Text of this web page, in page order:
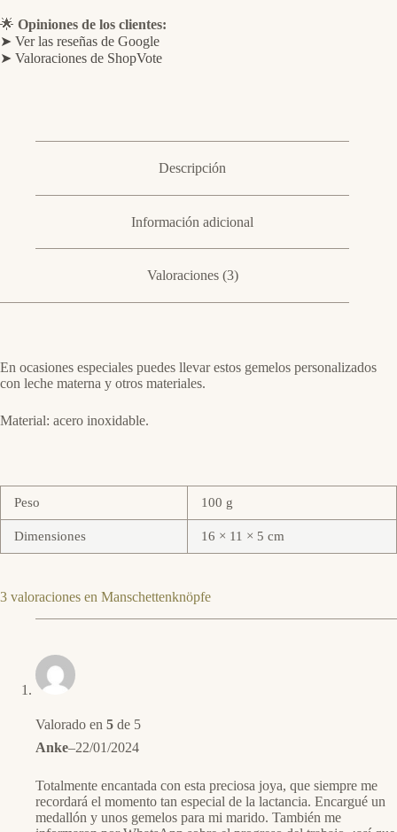
🌟 Opiniones de los clientes:
➤ Ver las reseñas de Google
➤ Valoraciones de ShopVote
Descripción
Información adicional
Valoraciones (3)
En ocasiones especiales puedes llevar estos gemelos personalizados
con leche materna y otros materiales.
Material: acero inoxidable.
Peso 100 g
Dimensiones 16 × 11 × 5 cm
3 valoraciones en Manschettenknöpfe
Valorado en 5 de 5
Anke–22/01/2024
Totalmente encantada con esta preciosa joya, que siempre me
recordará el momento tan especial de la lactancia. Encargué un
medallón y unos gemelos para mi marido. También me